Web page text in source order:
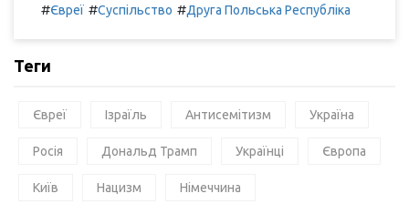
#Євреї #Суспільство #Друга Польська Республіка
Теги
Євреї Ізраїль Антисемітизм Україна
Росія Дональд Трамп Українці Європа
Київ Нацизм Німеччина